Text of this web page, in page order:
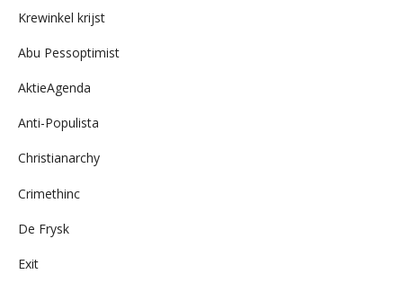
Krewinkel krijst
Abu Pessoptimist
AktieAgenda
Anti-Populista
Christianarchy
Crimethinc
De Frysk
Exit